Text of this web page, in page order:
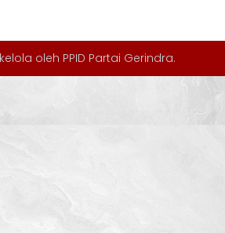
oleh PPID Partai Gerindra.